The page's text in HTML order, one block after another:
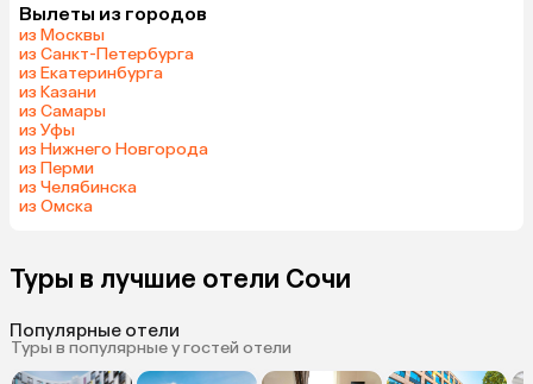
Вылеты из городов
из Москвы
из Санкт-Петербурга
из Екатеринбурга
из Казани
из Самары
из Уфы
из Нижнего Новгорода
из Перми
из Челябинска
из Омска
Туры в лучшие отели Сочи
Популярные отели
Туры в популярные у гостей отели